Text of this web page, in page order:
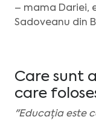
– mama Dariei,
Sadoveanu din
Care sunt
care
"Educația este